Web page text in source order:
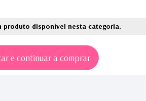
produto disponível nesta categoria.
e continuar a comprar